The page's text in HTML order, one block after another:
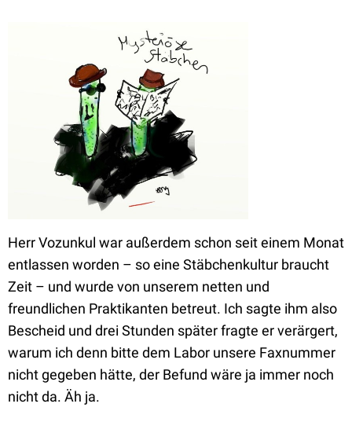
Herr Vozunkul war außerdem schon seit einem Monat
entlassen worden – so eine Stäbchenkultur braucht
Zeit – und wurde von unserem netten und
freundlichen Praktikanten betreut. Ich sagte ihm also
Bescheid und drei Stunden später fragte er verärgert,
warum ich denn bitte dem Labor unsere Faxnummer
nicht gegeben hätte, der Befund wäre ja immer noch
nicht da. Äh ja.